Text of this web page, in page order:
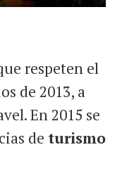
respeten el
de 2013, a
En 2015 se
de turismo